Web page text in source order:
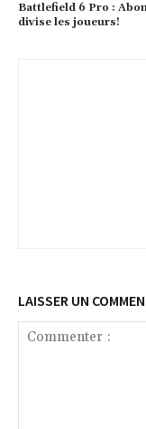
Battlefield 6 Pro :
divise les joueurs!
LAISSER UN